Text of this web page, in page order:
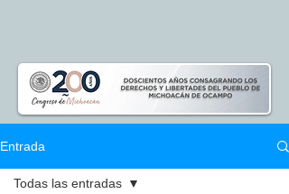
Entrada
Todas las entradas